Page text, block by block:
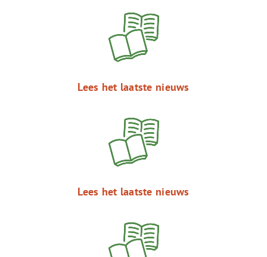
Lees het laatste nieuws
Lees het laatste nieuws